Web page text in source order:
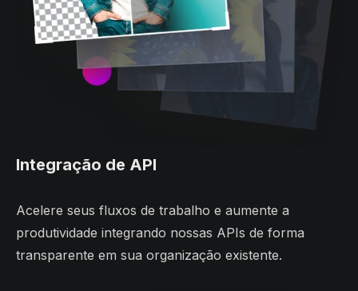
Integração de API
Acelere seus fluxos de trabalho e aumente a
produtividade integrando nossas APIs de forma
transparente em sua organização existente.